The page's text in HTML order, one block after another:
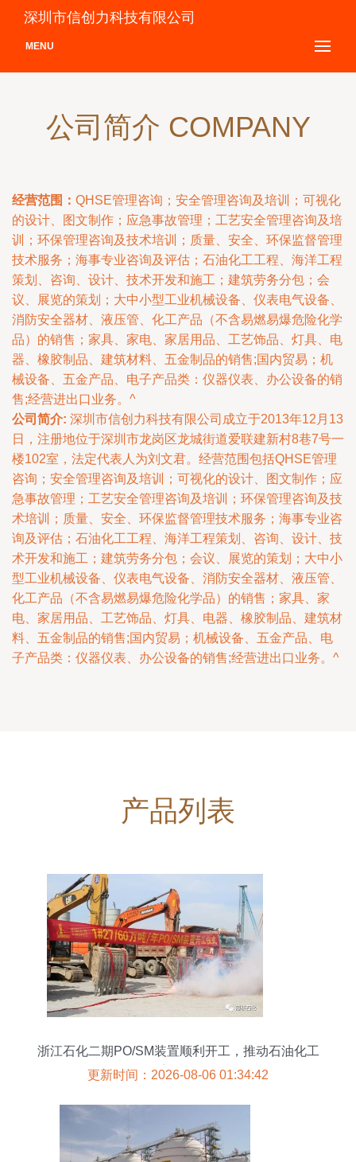
深圳市信创力科技有限公司
MENU
公司简介 COMPANY
经营范围： QHSE管理咨询；安全管理咨询及培训；可视化
的设计、图文制作；应急事故管理；工艺安全管理咨询及培
训；环保管理咨询及技术培训；质量、安全、环保监督管理
技术服务；海事专业咨询及评估；石油化工工程、海洋工程
策划、咨询、设计、技术开发和施工；建筑劳务分包；会
议、展览的策划；大中小型工业机械设备、仪表电气设备、
消防安全器材、液压管、化工产品（不含易燃易爆危险化学
品）的销售；家具、家电、家居用品、工艺饰品、灯具、电
器、橡胶制品、建筑材料、五金制品的销售;国内贸易；机
械设备、五金产品、电子产品类：仪器仪表、办公设备的销
售;经营进出口业务。^
公司简介: 深圳市信创力科技有限公司成立于2013年12月13
日，注册地位于深圳市龙岗区龙城街道爱联建新村8巷7号一
楼102室，法定代表人为刘文君。经营范围包括QHSE管理
咨询；安全管理咨询及培训；可视化的设计、图文制作；应
急事故管理；工艺安全管理咨询及培训；环保管理咨询及技
术培训；质量、安全、环保监督管理技术服务；海事专业咨
询及评估；石油化工工程、海洋工程策划、咨询、设计、技
术开发和施工；建筑劳务分包；会议、展览的策划；大中小
型工业机械设备、仪表电气设备、消防安全器材、液压管、
化工产品（不含易燃易爆危险化学品）的销售；家具、家
电、家居用品、工艺饰品、灯具、电器、橡胶制品、建筑材
料、五金制品的销售;国内贸易；机械设备、五金产品、电
子产品类：仪器仪表、办公设备的销售;经营进出口业务。^
产品列表
浙江石化二期PO/SM装置顺利开工，推动石油化工
工程高质量发展
更新时间：2026-08-06 01:34:42